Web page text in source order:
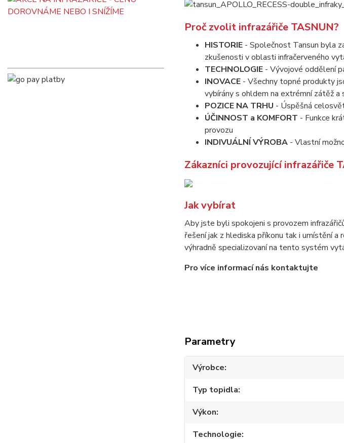
Proč zvolit infrazářiče TASNUN?
HISTORIE- Společnost Tansun byla
zkušenosti v oblasti infračerveného
TECHNOLOGIE- Vývojové oddělení
INOVACE- Všechny topné produkty
vybírány s ohldem na extrémní zátěž
POZICE NA TRHU - Úspěšná
ÚČINNOST a KOMFORT - Funkce
provozu
INDIVUÁLNÍ VÝROBA- Vlastní
Zákazníci provozující infrazářiče
Jak vybírat
Aby jste byli spokojeni s provozem
řešení jak z hlediska příkonu tak i umístění
výhradně specializovaní na tento systém
Pro více informací nás kontaktujte
Parametry
Výrobce
Typ topidla
Výkon
Technologie